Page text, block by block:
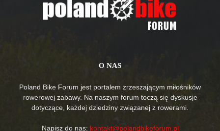
O NAS
Poland Bike Forum jest portalem zrzeszającym miłośników
rowerowej zabawy. Na naszym forum toczą się dyskusje
dotyczące, każdej dziedziny związanej z rowerami.
Napisz do nas: kontakt@polandbikeforum.pl